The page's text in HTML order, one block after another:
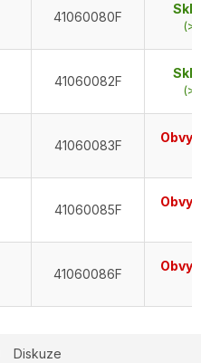
41060080F
41060082F
41060083F
41060085F
41060086F
Diskuze